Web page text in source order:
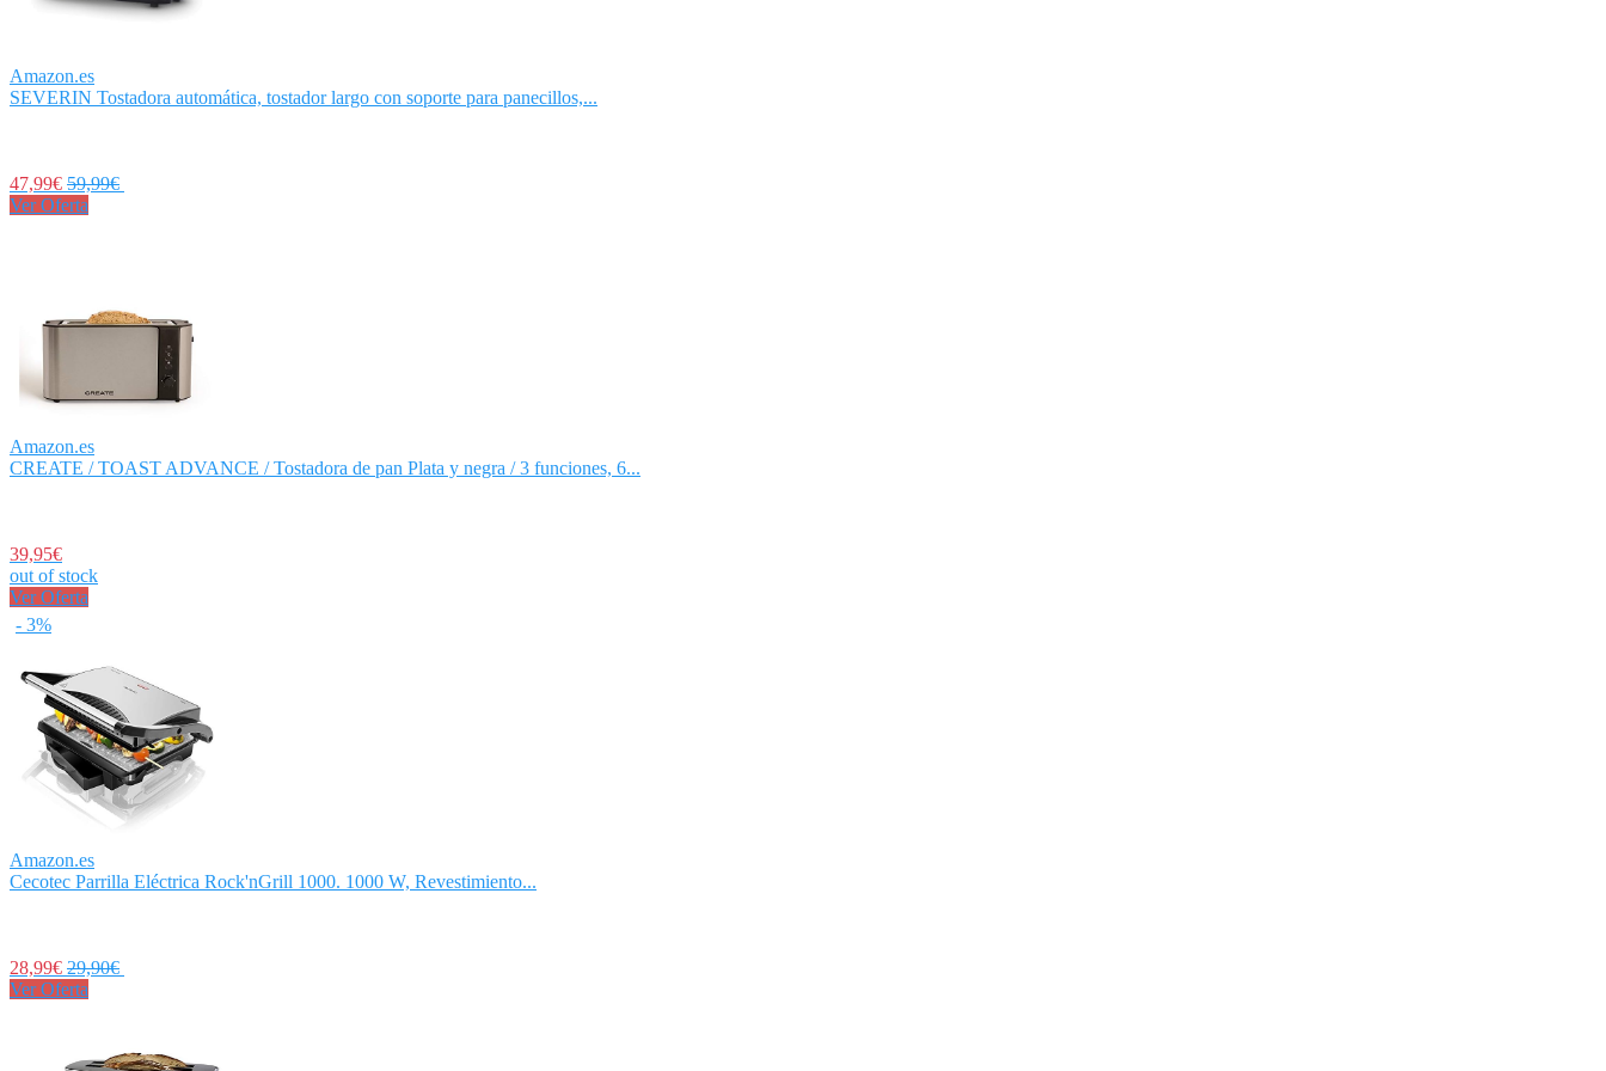
Amazon.es
SEVERIN Tostadora automática, tostador largo con soporte para panecillos,...
47,99€ 59,99€
Ver Oferta
Amazon.es
CREATE / TOAST ADVANCE / Tostadora de pan Plata y negra / 3 funciones, 6...
39,95€
out of stock
Ver Oferta
- 3%
Amazon.es
Cecotec Parrilla Eléctrica Rock'nGrill 1000. 1000 W, Revestimiento...
28,99€ 29,90€
Ver Oferta